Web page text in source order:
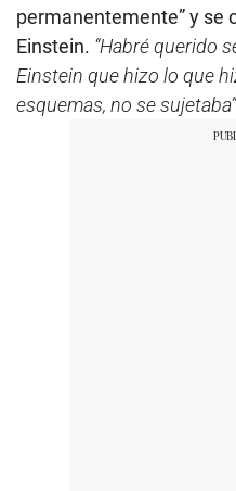
permanentemente” y se
Einstein. “Habré querido
Einstein que hizo lo que
esquemas, no se